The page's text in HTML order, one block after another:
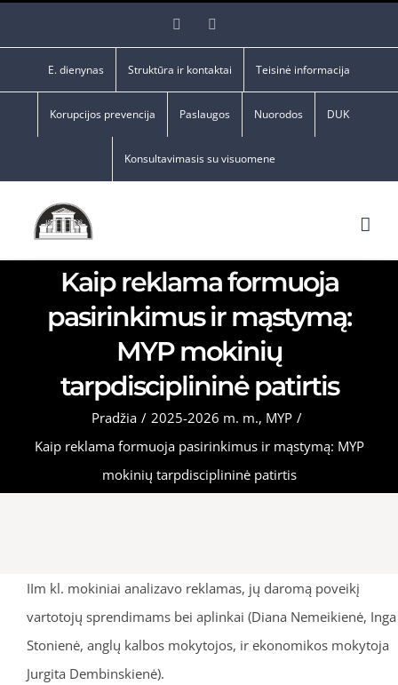
Facebook
E. dienynas Struktūra ir kontaktai Teisinė informacija
Korupcijos prevencija Paslaugos Nuorodos DUK
Konsultavimasis su visuomene
Kaip reklama formuoja
pasirinkimus ir mąstymą:
MYP mokinių
tarpdisciplininė patirtis
Pradžia / 2025-2026 m. m., MYP /
Kaip reklama formuoja pasirinkimus ir mąstymą: MYP
mokinių tarpdisciplininė patirtis
IIm kl. mokiniai analizavo reklamas, jų daromą poveikį
vartotojų sprendimams bei aplinkai (Diana Nemeikienė, Inga
Stonienė, anglų kalbos mokytojos, ir ekonomikos mokytoja
Jurgita Dembinskienė).